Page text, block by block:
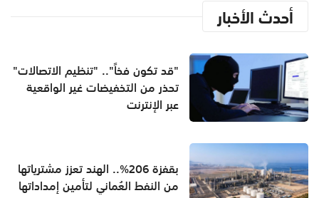
أحدث الأخبار
"قد تكون فخاً".. "تنظيم الاتصالات"
تحذر من التخفيضات غير الواقعية
عبر الإنترنت
بقفزة 206%.. الهند تعزز مشترياتها
من النفط العُماني لتأمين إمداداتها